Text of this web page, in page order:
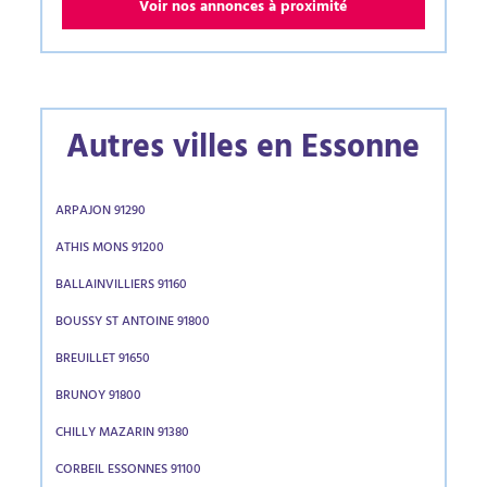
Voir nos annonces à proximité
Autres villes en Essonne
ARPAJON 91290
ATHIS MONS 91200
BALLAINVILLIERS 91160
BOUSSY ST ANTOINE 91800
BREUILLET 91650
BRUNOY 91800
CHILLY MAZARIN 91380
CORBEIL ESSONNES 91100